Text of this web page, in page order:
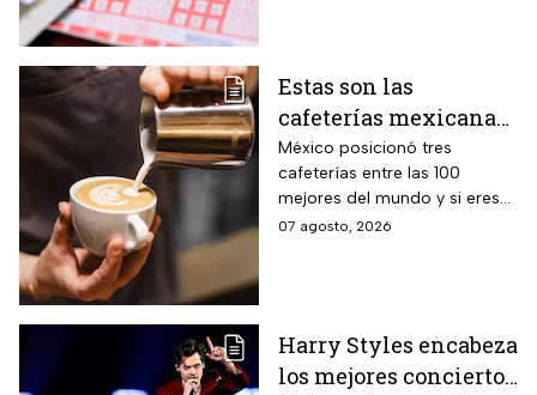
Estas son las
cafeterías mexicanas
consideradas como las
mejores del mundo
México posicionó tres
cafeterías entre las 100
mejores del mundo y si eres
amante del café tienes que
07 agosto, 2026
Harry Styles encabeza
los mejores conciertos